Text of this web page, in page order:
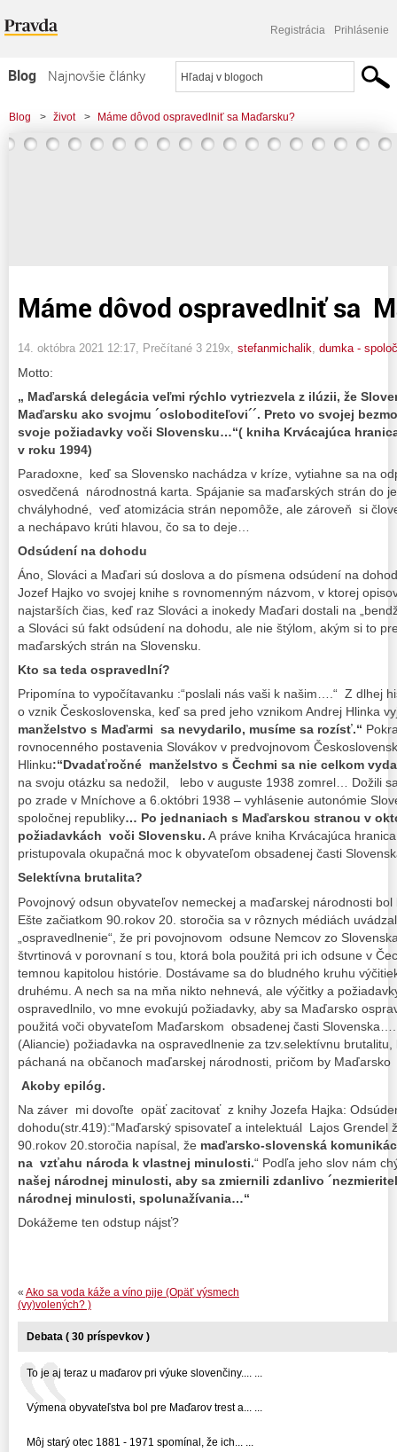
Registrácia Prihlásenie
Blog
Najnovšie články
Najčítanejšie články
Najkomentovanejšie články
Blog > život > Máme dôvod ospravedlniť sa Maďarsku?
Máme dôvod ospravedlniť sa
14. októbra 2021 12:17 , Prečítané 3 219x, stefanmichalik dumka -
Motto:
„ Maďarská delegácia veľmi rýchlo vytriezvela z ilúzii, že
Maďarsku ako svojmu ´osloboditeľovi´´. Preto vo svojej
svoje požiadavky voči Slovensku…“( kniha Krvácajúca
v roku 1994)
Paradoxne, keď sa Slovensko nachádza v kríze, vytiahne sa na
osvedčená národnostná karta. Spájanie sa maďarských strán do
chvályhodné, veď atomizácia strán nepomôže, ale zároveň si
a nechápavo krúti hlavou, čo sa to deje…
Odsúdení na dohodu
Áno, Slováci a Maďari sú doslova a do písmena odsúdení na
Jozef Hajko vo svojej knihe s rovnomenným názvom, v ktorej
najstarších čias, keď raz Slováci a inokedy Maďari dostali na
a Slováci sú fakt odsúdení na dohodu, ale nie štýlom, akým si to
maďarských strán na Slovensku.
Kto sa teda ospravedlní?
Pripomína to vypočítavanku :“poslali nás vaši k našim….“ Z dlhej
o vznik Československa, keď sa pred jeho vznikom Andrej Hlinka
manželstvo s Maďarmi sa nevydarilo, musíme sa rozísť.“
rovnocenného postavenia Slovákov v predvojnovom
Hlinku:“Dvadaťročné manželstvo s Čechmi sa nie celkom
na svoju otázku sa nedožil, lebo v auguste 1938 zomrel… Dožili
po zrade v Mníchove a 6.októbri 1938 – vyhlásenie autonómie
spoločnej republiky… Po jednaniach s Maďarskou stranou v
požiadavkách voči Slovensku. A práve kniha Krvácajúca
pristupovala okupačná moc k obyvateľom obsadenej časti
Selektívna brutalita?
Povojnový odsun obyvateľov nemeckej a maďarskej národnosti
Ešte začiatkom 90.rokov 20. storočia sa v rôznych médiách
„ospravedlnenie“, že pri povojnovom odsune Nemcov zo
štvrtinová v porovnaní s tou, ktorá bola použitá pri ich odsune v
temnou kapitolou histórie. Dostávame sa do bludného kruhu
druhému. A nech sa na mňa nikto nehnevá, ale výčitky a
ospravedlnilo, vo mne evokujú požiadavky, aby sa Maďarsko
použitá voči obyvateľom Maďarskom obsadenej časti
(Aliancie) požiadavka na ospravedlnenie za tzv.selektívnu
páchaná na občanoch maďarskej národnosti, pričom by
Akoby epilóg.
Na záver mi dovoľte opäť zacitovať z knihy Jozefa Hajka:
dohodu(str.419):“Maďarský spisovateľ a intelektuál Lajos Grendel
90.rokov 20.storočia napísal, že maďarsko-slovenská
na vzťahu národa k vlastnej minulosti.“ Podľa jeho slov nám
našej národnej minulosti, aby sa zmiernili zdanlivo
národnej minulosti, spolunažívania…“
Dokážeme ten odstup nájsť?
« Ako sa voda káže a víno pije (Opäť výsmech
(vy)volených? )
Debata ( 30 príspevkov )
To je aj teraz u maďarov pri výuke slovenčiny.... ...
Výmena obyvateľstva bol pre Maďarov trest a... ...
Môj starý otec 1881 - 1971 spomínal, že ich... ...